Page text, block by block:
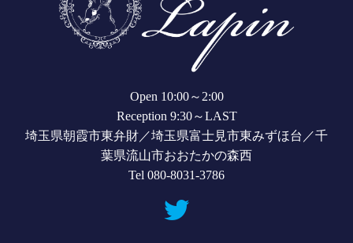
Open 10:00～2:00
Reception 9:30～LAST
埼玉県朝霞市東弁財／埼玉県富士見市東みずほ台／千
葉県流山市おおたかの森西
Tel 080-8031-3786